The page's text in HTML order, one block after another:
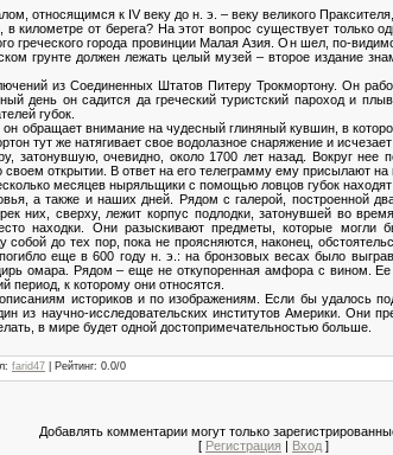
относящимся к IV веку до н. э. – веку великого
километре от берега? На этот вопрос существует только
греческого города провинции Малая Азия. Он шел, по-
грунте должен лежать целый музей – второе издание
из Соединенных Штатов Питеру Трокмортону. Он
день он садится да греческий туристский пароход и
губок.
обращает внимание на чудесный глиняный кувшин, в
тут же натягивает свое водолазное снаряжение и исчезает
затонувшую, очевидно, около 1700 лет назад. Вокруг
открытии. В ответ на его телеграмму ему присылают на
месяцев ныряльщики с помощью ловцов губок
а также и наших дней. Рядом с галерой, построенной
них, сверху, лежит корпус подлодки, затонувшей во
находки. Они разыскивают предметы, которые могли
до тех пор, пока не проясняются, наконец,
еще в 600 году н. э.: на бронзовых весах было
омара. Рядом – еще не откупоренная амфора с вином.
период, к которому они относятся.
историков и по изображениям. Если бы удалось
из научно-исследовательских институтов Америки. Они
в мире будет одной достопримечательностью больше.
: farid47 Рейтинг: 0.0/0
Добавлять комментарии могут только
[ Регистрация | Вход ]